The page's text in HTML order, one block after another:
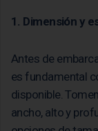
1. Dimensión y
Antes de
es fundamental
disponible.
ancho, alto y